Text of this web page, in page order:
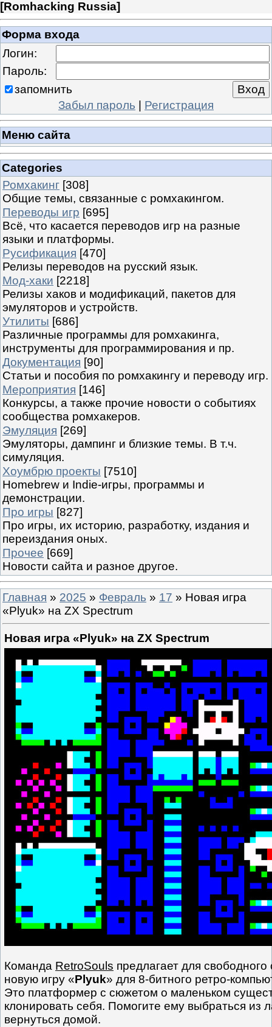
[Romhacking Russia]
Форма входа
Логин:
Пароль:
запомнить
Забыл пароль | Регистрация
Меню сайта
Categories
Ромхакинг [308]
Общие темы, связанные с ромхакингом.
Переводы игр [695]
Всё, что касается переводов игр на разные
языки и платформы.
Русификация [470]
Релизы переводов на русский язык.
Мод-хаки [2218]
Релизы хаков и модификаций, пакетов для
эмуляторов и устройств.
Утилиты [686]
Различные программы для ромхакинга,
инструменты для программирования и пр.
Документация [90]
Статьи и пособия по ромхакингу и переводу игр.
Мероприятия [146]
Конкурсы, а также прочие новости о событиях
сообщества ромхакеров.
Эмуляция [269]
Эмуляторы, дампинг и близкие темы. В т.ч.
симуляция.
Хоумбрю проекты [7510]
Homebrew и Indie-игры, программы и
демонстрации.
Про игры [827]
Про игры, их историю, разработку, издания и
переиздания оных.
Прочее [669]
Новости сайта и разное другое.
Главная » 2025 » Февраль » 17 » Новая игра
«Plyuk» на ZX Spectrum
Новая игра «Plyuk» на ZX Spectrum
Команда RetroSouls предлагает для
новую игру «Plyuk» для 8-битного ретро-
Это платформер с сюжетом о маленьком
клонировать себя. Помогите ему выбраться из
вернуться домой.